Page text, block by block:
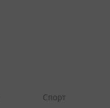
Спорт